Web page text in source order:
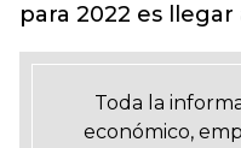
para 2022 es llegar
Toda la
económico,